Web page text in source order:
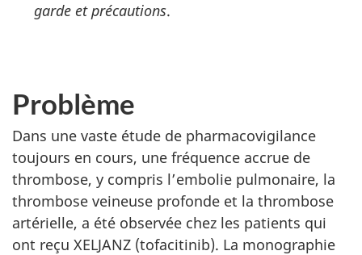
garde et précautions.
Problème
Dans une vaste étude de pharmacovigilance
toujours en cours, une fréquence accrue de
thrombose, y compris l’embolie pulmonaire, la
thrombose veineuse profonde et la thrombose
artérielle, a été observée chez les patients qui
ont reçu XELJANZ (tofacitinib). La monographie